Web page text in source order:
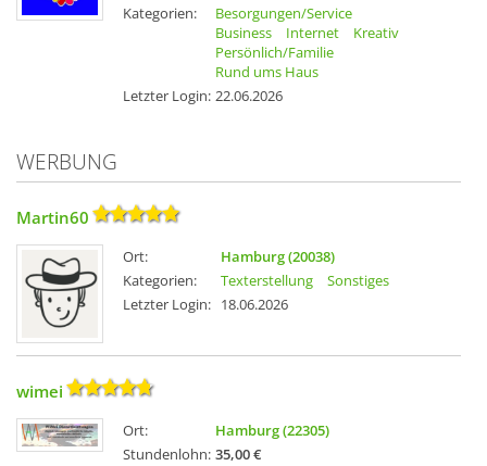
Kategorien:
Besorgungen/Service
Business
Internet
Kreativ
Persönlich/Familie
Rund ums Haus
Letzter Login: 22.06.2026
WERBUNG
Martin60
Ort:
Hamburg (20038)
Kategorien:
Texterstellung
Sonstiges
Letzter Login: 18.06.2026
wimei
Ort:
Hamburg (22305)
Stundenlohn: 35,00 €